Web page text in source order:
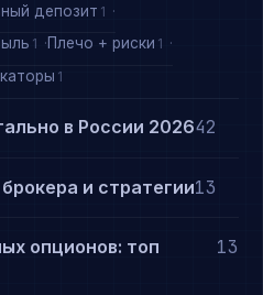
депозит 1
1 Плечо + риски 1
1
в России 202642
и стратегии13
опционов: топ
13